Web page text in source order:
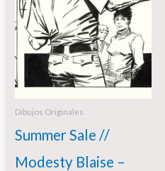
Dibujos Originales
Summer Sale //
Modesty Blaise –